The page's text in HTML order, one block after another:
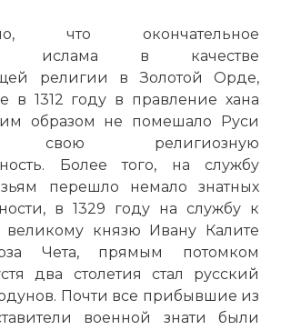
что окончательное
ислама в качестве
религии в Золотой Орде,
в 1312 году в правление хана
образом не помешало Руси
свою религиозную
Более того, на службу
перешло немало знатных
в 1329 году на службу к
великому князю Ивану Калите
Чета, прямым потомком
два столетия стал русский
Почти все прибывшие из
военной знати были